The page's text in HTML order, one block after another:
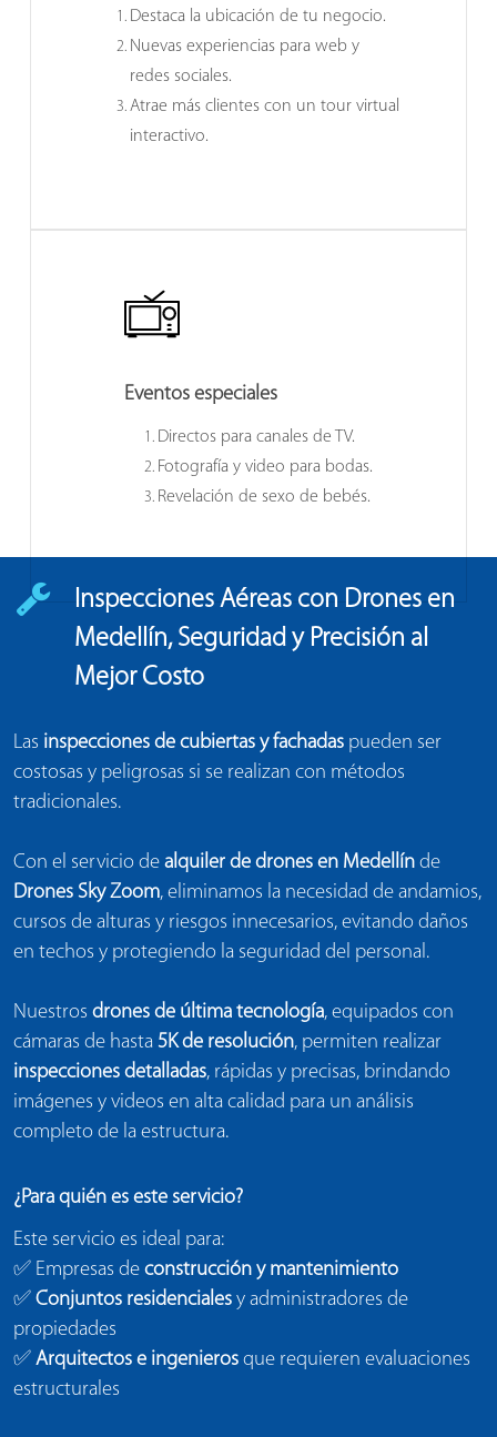
Destaca la ubicación de tu negocio.
Nuevas experiencias para web y
redes sociales.
Atrae más clientes con un tour virtual
interactivo.
Eventos especiales
Directos para canales de TV.
Fotografía y video para bodas.
Revelación de sexo de bebés.
Inspecciones Aéreas con Drones en
Medellín, Seguridad y Precisión al
Mejor Costo
Las inspecciones de cubiertas y fachadas pueden ser
costosas y peligrosas si se realizan con métodos
tradicionales.
Con el servicio dealquiler de drones en Medellín de
Drones Sky Zoom, eliminamos la necesidad de andamios,
cursos de alturas y riesgos innecesarios, evitando daños
en techos y protegiendo la seguridad del personal.
Nuestrosdrones de última tecnología, equipados con
cámaras de hasta5K de resolución, permiten realizar
inspecciones detalladas, rápidas y precisas, brindando
imágenes y videos en alta calidad para un análisis
completo de la estructura.
¿Para quién es este servicio?
Este servicio es ideal para:
✅ Empresas deconstrucción y mantenimiento
✅Conjuntos residenciales y administradores de
propiedades
✅Arquitectos e ingenieros que requieren evaluaciones
estructurales